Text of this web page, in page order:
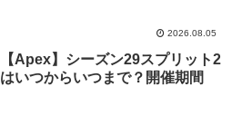
2026.08.05
【Apex】シーズン29スプリット2
はいつからいつまで？開催期間